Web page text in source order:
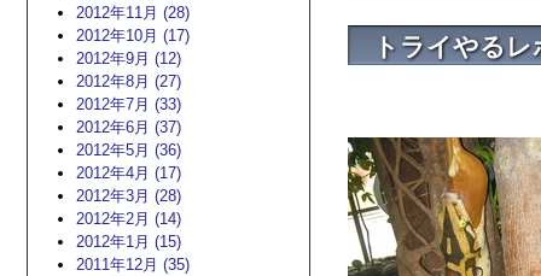
2012年11月 (28)
2012年10月 (17)
2012年9月 (12)
2012年8月 (27)
2012年7月 (33)
2012年6月 (37)
2012年5月 (36)
2012年4月 (17)
2012年3月 (28)
2012年2月 (14)
2012年1月 (15)
2011年12月 (35)
トライやる